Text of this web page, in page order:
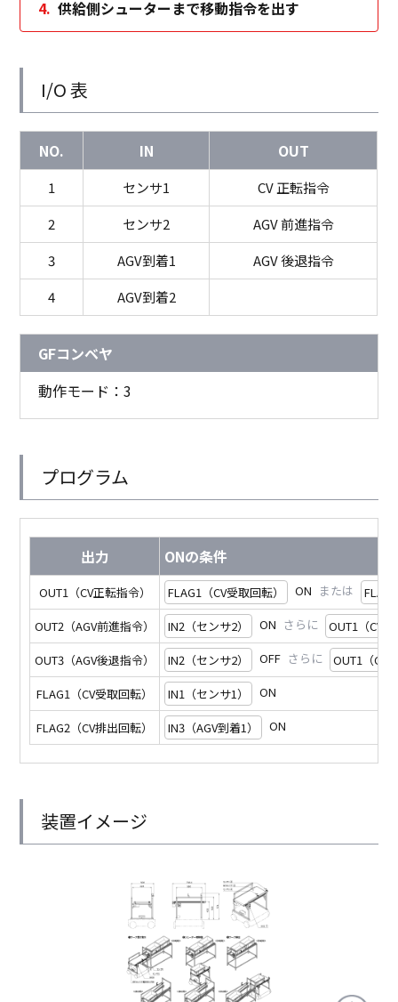
供給側シューターまで移動指令を出す
I/O 表
NO. IN OUT
1 センサ1
CV 正転指令
2
センサ2
AGV 前進指令
3
AGV到着1
AGV 後退指令
4
AGV到着2
GFコンベヤ
動作モード：3
プログラム
出力 ONの条件
OUT1（CV正転指令） FLAG1（CV受取回転） ON または
OUT2（AGV前進指令）
IN2（センサ2） ON さらに
OUT1（CV
OUT3（AGV後退指令）
IN2（センサ2） OFF さらに
OUT1（CV
FLAG1（CV受取回転）
IN1（センサ1） ON
FLAG2（CV排出回転） IN3（AGV到着1） ON
装置イメージ